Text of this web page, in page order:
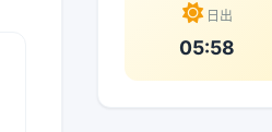
日出
05:58